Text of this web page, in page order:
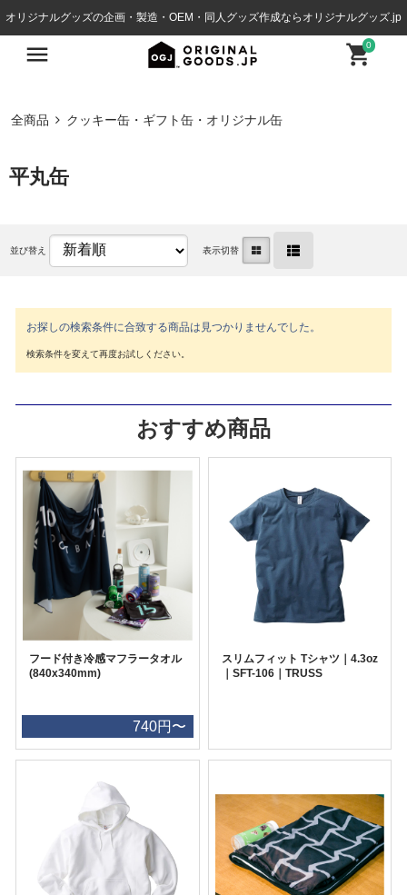
オリジナルグッズの企画・製造・OEM・同人グッズ作成ならオリジナルグッズ.jp
0
全商品 クッキー缶・ギフト缶・オリジナル缶
平丸缶
並び替え 表示切替
お探しの検索条件に合致する商品は見つかりませんでした。
おすすめ商品
フード付き冷感マフラータオル
(840x340mm)
740円〜
スリムフィット Tシャツ｜4.3oz
｜SFT-106｜TRUSS